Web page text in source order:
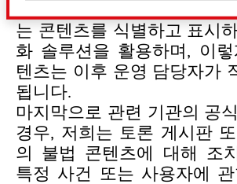
일부를 저희 파트너와 공유할 수도
론, 이처럼 선택적으로 쿠키를 사용
용자의 동의를 구할 것입니다.
쿠키 사용에 관한 세부 사항이나 관
의 "Settings" 메뉴에서 확인할 수 있
는 콘텐츠를 식별하고 표시
화 솔루션을 활용하며, 이
텐츠는 이후 운영 담당자가
됩니다.
마지막으로 관련 기관의 공
경우, 저희는 토론 게시판
의 불법 콘텐츠에 대해 조
특정 사건 또는 사용자에 관